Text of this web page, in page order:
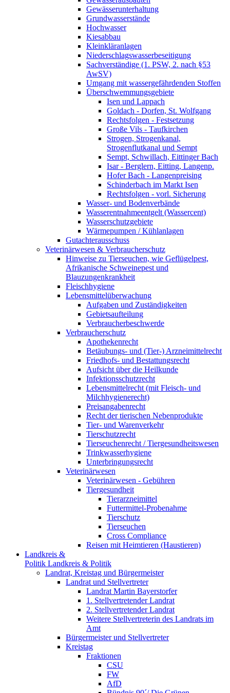
Gewässerunterhaltung
Grundwasserstände
Hochwasser
Kiesabbau
Kleinkläranlagen
Niederschlagswasserbeseitigung
Sachverständige (1. PSW, 2. nach §53
AwSV)
Umgang mit wassergefährdenden Stoffen
Überschwemmungsgebiete
Isen und Lappach
Goldach - Dorfen, St. Wolfgang
Rechtsfolgen - Festsetzung
Große Vils - Taufkirchen
Strogen, Strogenkanal,
Strogenflutkanal und Sempt
Sempt, Schwillach, Eittinger Bach
Isar - Berglern, Eitting, Langenp.
Hofer Bach - Langenpreising
Schinderbach im Markt Isen
Rechtsfolgen - vorl. Sicherung
Wasser- und Bodenverbände
Wasserentnahmeentgelt (Wassercent)
Wasserschutzgebiete
Wärmepumpen / Kühlanlagen
Gutachterausschuss
Veterinärwesen & Verbraucherschutz
Hinweise zu Tierseuchen, wie Geflügelpest,
Afrikanische Schweinepest und
Blauzungenkrankheit
Fleischhygiene
Lebensmittelüberwachung
Aufgaben und Zuständigkeiten
Gebietsaufteilung
Verbraucherbeschwerde
Verbraucherschutz
Apothekenrecht
Betäubungs- und (Tier-) Arzneimittelrecht
Friedhofs- und Bestattungsrecht
Aufsicht über die Heilkunde
Infektionsschutzrecht
Lebensmittelrecht (mit Fleisch- und
Milchhygienerecht)
Preisangabenrecht
Recht der tierischen Nebenprodukte
Tier- und Warenverkehr
Tierschutzrecht
Tierseuchenrecht / Tiergesundheitswesen
Trinkwasserhygiene
Unterbringungsrecht
Veterinärwesen
Veterinärwesen - Gebühren
Tiergesundheit
Tierarzneimittel
Futtermittel-Probenahme
Tierschutz
Tierseuchen
Cross Compliance
Reisen mit Heimtieren (Haustieren)
Landkreis &
Politik Landkreis & Politik
Landrat, Kreistag und Bürgermeister
Landrat und Stellvertreter
Landrat Martin Bayerstorfer
1. Stellvertretender Landrat
2. Stellvertretender Landrat
Weitere Stellvertreterin des Landrats im
Amt
Bürgermeister und Stellvertreter
Kreistag
Fraktionen
CSU
FW
AfD